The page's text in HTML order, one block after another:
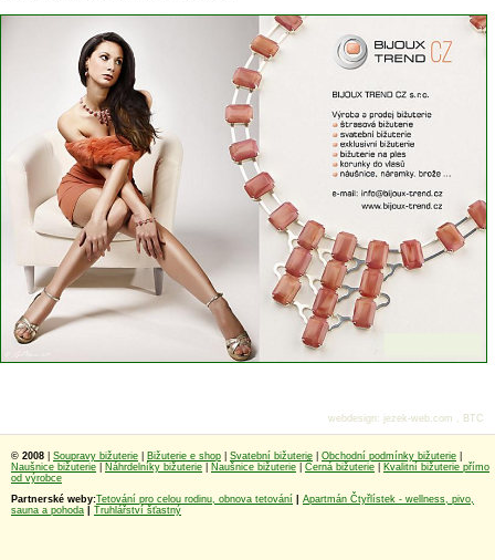
© 2008 Soupravy bižuterie Bižuterie e shop Svatební bižuterie Obchodní podmínky bižuterie
Naušnice bižuterie
Náhrdelníky bižuterie Naušnice bižuterie Černá bižuterie
Kvalitní bižuterie přímo
od výrobce
Partnerské weby:Tetování pro celou rodinu, obnova tetování
Apartmán Čtyřlístek - wellness, pivo,
sauna a pohoda
Truhlářství šťastný
webdesign: jezek-web.com , BTC